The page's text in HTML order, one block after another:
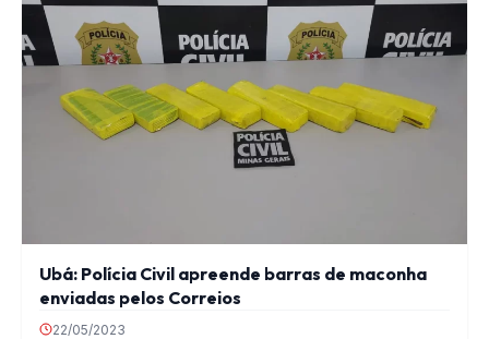
Ubá: Polícia Civil apreende barras de maconha
enviadas pelos Correios
22/05/2023